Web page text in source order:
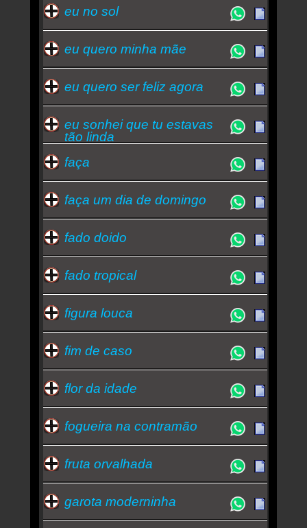
eu no sol
eu quero minha mãe
eu quero ser feliz agora
eu sonhei que tu estavas
tão linda
faça
faça um dia de domingo
fado doido
fado tropical
figura louca
fim de caso
flor da idade
fogueira na contramão
fruta orvalhada
garota moderninha